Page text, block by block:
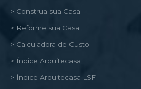
> Construa sua Casa
> Reforme sua Casa
> Calculadora de Custo
> Índice Arquitecasa
> Índice Arquitecasa LSF